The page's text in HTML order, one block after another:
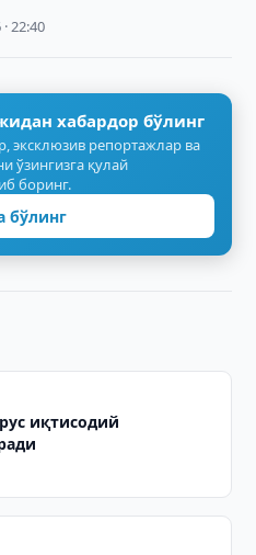
22:40
хабардор бўлинг
эксклюзив репортажлар ва
ўзингизга қулай
боринг.
бўлинг
иқтисодий